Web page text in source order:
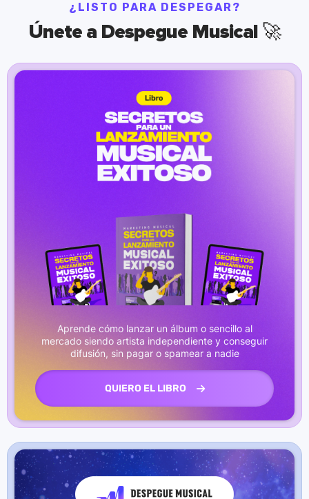
¿LISTO PARA DESPEGAR?
Únete a Despegue Musical 🚀
Aprende cómo lanzar un álbum o sencillo al
mercado siendo artista independiente y conseguir
difusión, sin pagar o spamear a nadie
QUIERO EL LIBRO